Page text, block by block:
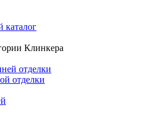
каталог
Клинкера
отделки
отделки